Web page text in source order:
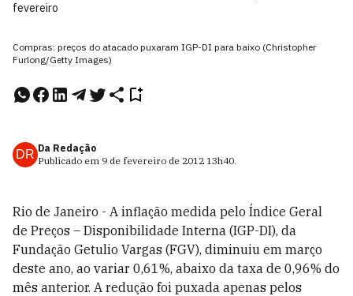
fevereiro
Compras: preços do atacado puxaram IGP-DI para baixo (Christopher
Furlong/Getty Images)
DR Da Redação
Publicado em 9 de fevereiro de 2012 13h40.
Rio de Janeiro - A inflação medida pelo Índice Geral
de Preços – Disponibilidade Interna (IGP-DI), da
Fundação Getulio Vargas (FGV), diminuiu em março
deste ano, ao variar 0,61%, abaixo da taxa de 0,96% do
mês anterior. A redução foi puxada apenas pelos